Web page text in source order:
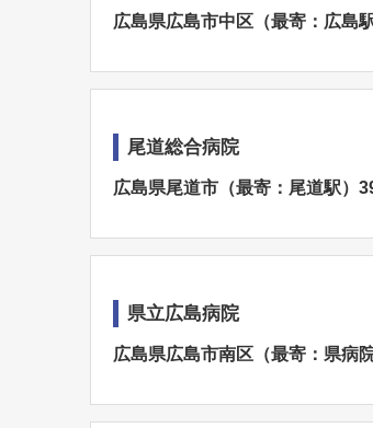
広島県広島市中区（最寄：広島
尾道総合病院
広島県尾道市（最寄：尾道駅）
県立広島病院
広島県広島市南区（最寄：県病